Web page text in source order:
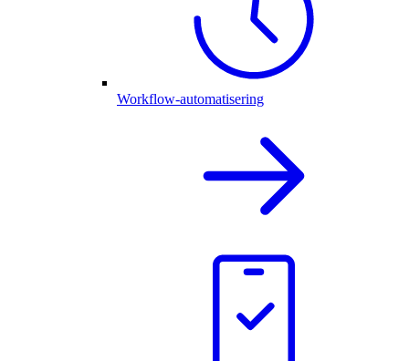
Workflow-automatisering